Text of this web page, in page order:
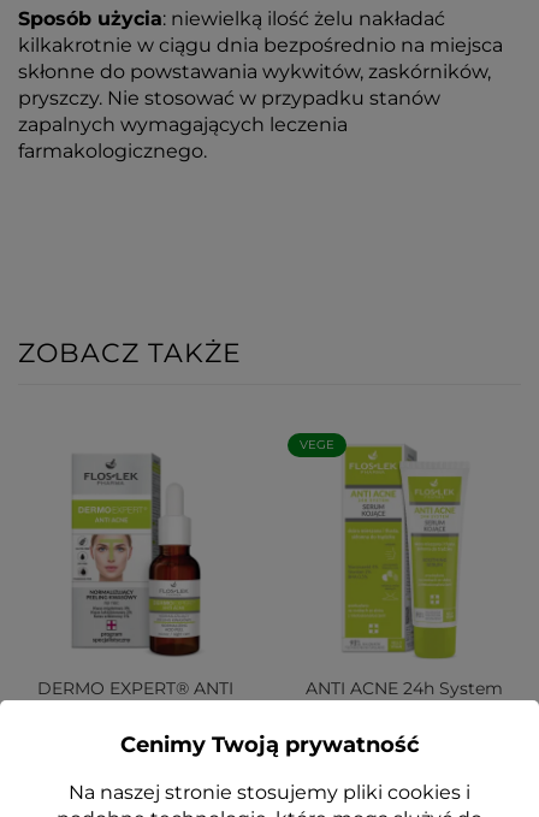
Sposób użycia: niewielką ilość żelu nakładać
kilkakrotnie w ciągu dnia bezpośrednio na miejsca
skłonne do powstawania wykwitów, zaskórników,
pryszczy. Nie stosować w przypadku stanów
zapalnych wymagających leczenia
farmakologicznego.
ZOBACZ TAKŻE
DERMO EXPERT® ANTI
ACNE Normalizujący
30 ml - Floslek
37,99 zł
VEGE
ANTI ACNE 24h System
Serum Kojące skóra
Floslek
31,99 zł
Cenimy Twoją prywatność
Na naszej stronie stosujemy pliki cookies i